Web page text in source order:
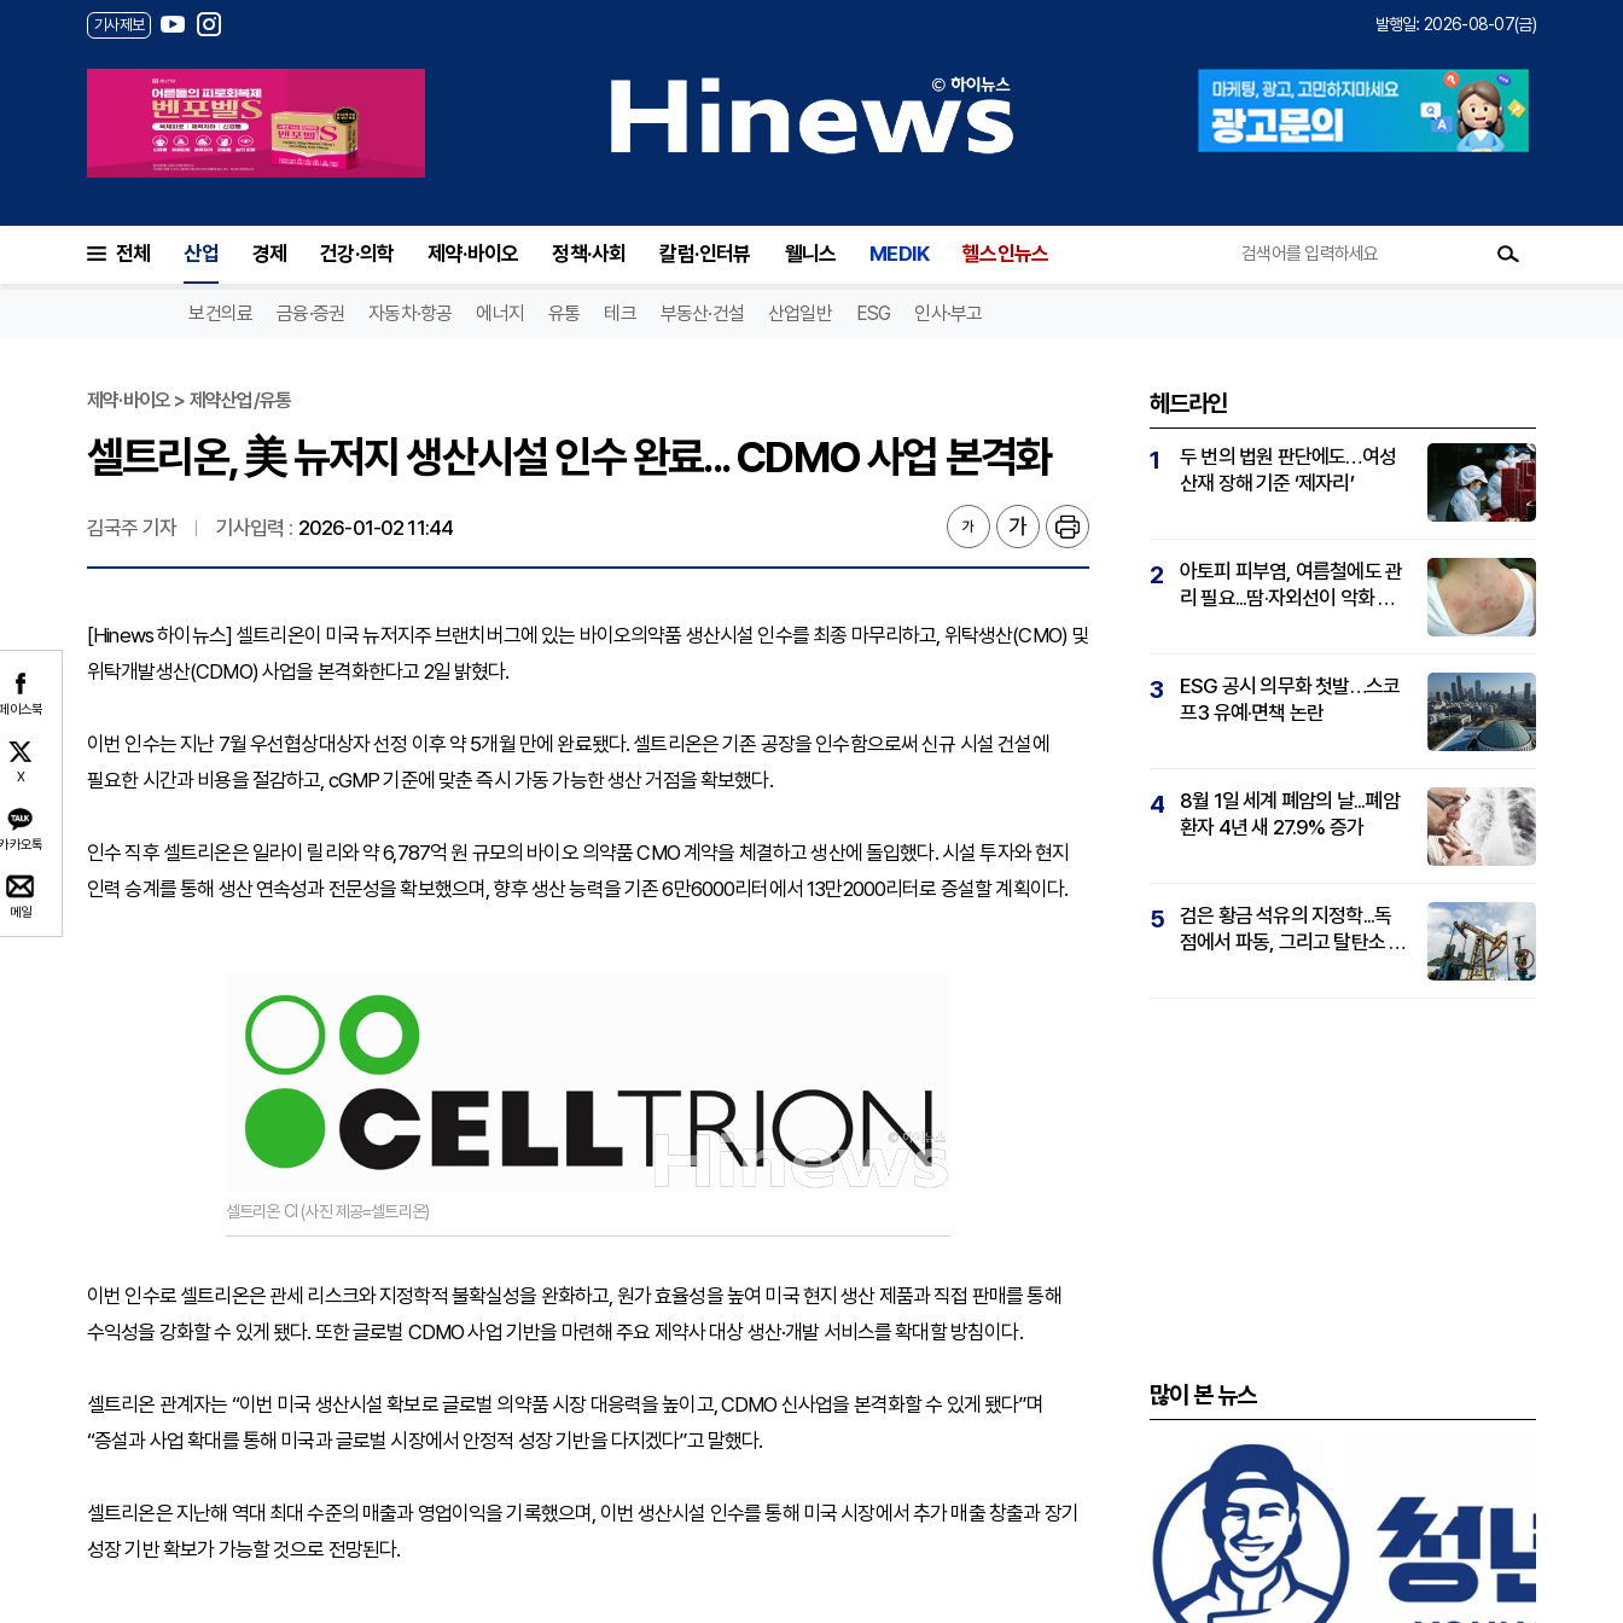
기사제보 발행일: 2026-08-07(금)
전체 산업 경제 건강·의학 제약·바이오 정책·사회 칼럼·인터뷰 웰니스 MEDIK 헬스인뉴스
보건의료 금융·증권 자동차·항공 에너지 유통 테크 부동산·건설 산업일반 ESG 인사·부고
이스북
X
카오톡
메일
제약·바이오 > 제약산업/유통
셀트리온, 美 뉴저지 생산시설 인수 완료... CDMO 사업 본격화
김국주 기자 기사입력 : 2026-01-02 11:44
[Hinews 하이뉴스] 셀트리온이 미국 뉴저지주 브랜치버그에 있는 바이오의약품 생산시설 인수를 최종 마무리하고, 위탁생산(CMO) 및
위탁개발생산(CDMO) 사업을 본격화한다고 2일 밝혔다.
이번 인수는 지난 7월 우선협상대상자 선정 이후 약 5개월 만에 완료됐다. 셀트리온은 기존 공장을 인수함으로써 신규 시설 건설에
필요한 시간과 비용을 절감하고, cGMP 기준에 맞춘 즉시 가동 가능한 생산 거점을 확보했다.
인수 직후 셀트리온은 일라이 릴리와 약 6,787억 원 규모의 바이오 의약품 CMO 계약을 체결하고 생산에 돌입했다. 시설 투자와 현지
인력 승계를 통해 생산 연속성과 전문성을 확보했으며, 향후 생산 능력을 기존 6만6000리터에서 13만2000리터로 증설할 계획이다.
셀트리온 CI (사진 제공=셀트리온)
이번 인수로 셀트리온은 관세 리스크와 지정학적 불확실성을 완화하고, 원가 효율성을 높여 미국 현지 생산 제품과 직접 판매를 통해
수익성을 강화할 수 있게 됐다. 또한 글로벌 CDMO 사업 기반을 마련해 주요 제약사 대상 생산·개발 서비스를 확대할 방침이다.
셀트리온 관계자는 “이번 미국 생산시설 확보로 글로벌 의약품 시장 대응력을 높이고, CDMO 신사업을 본격화할 수 있게 됐다”며
“증설과 사업 확대를 통해 미국과 글로벌 시장에서 안정적 성장 기반을 다지겠다”고 말했다.
셀트리온은 지난해 역대 최대 수준의 매출과 영업이익을 기록했으며, 이번 생산시설 인수를 통해 미국 시장에서 추가 매출 창출과 장기
성장 기반 확보가 가능할 것으로 전망된다.
헤드라인
1
두 번의 법원 판단에도…여성
산재 장해 기준 ‘제자리’
2
아토피 피부염, 여름철에도 관
리 필요...땀·자외선이 악화 요
3
ESG 공시 의무화 첫발…스코
프3 유예·면책 논란
4
8월 1일 세계 폐암의 날...폐암
환자 4년 새 27.9% 증가
5
검은 황금 석유의 지정학...독
점에서 파동, 그리고 탈탄소 패
많이 본 뉴스